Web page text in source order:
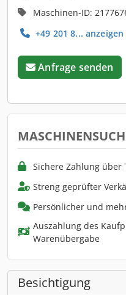
Maschinen-ID:
+49 201 8... anzeigen
Anfrage senden
Sichere Zahlung über
Streng geprüfter
Persönlicher und
Auszahlung des
Warenübergabe
Besichtigung